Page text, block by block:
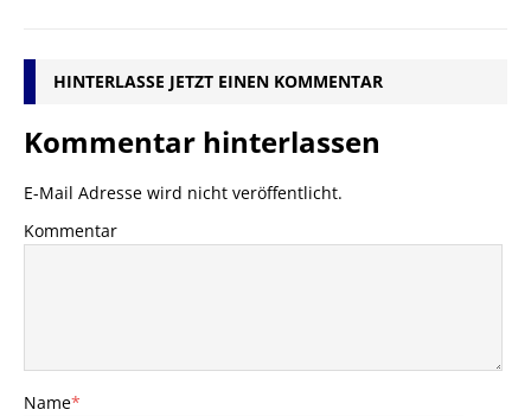
HINTERLASSE JETZT EINEN KOMMENTAR
Kommentar hinterlassen
E-Mail Adresse wird nicht veröffentlicht.
Kommentar
Name*